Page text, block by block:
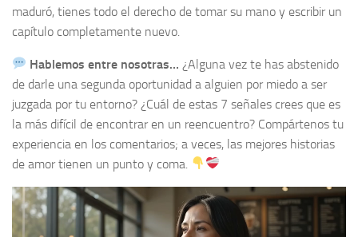
maduró, tienes todo el derecho de tomar su mano y escribir un
capítulo completamente nuevo.
Hablemos entre nosotras… ¿Alguna vez te has abstenido
de darle una segunda oportunidad a alguien por miedo a ser
juzgada por tu entorno? ¿Cuál de estas 7 señales crees que es
la más difícil de encontrar en un reencuentro? Compártenos tu
experiencia en los comentarios; a veces, las mejores historias
de amor tienen un punto y coma.